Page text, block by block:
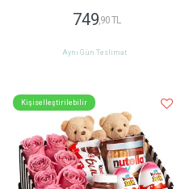
749,90 TL
Aynı Gün Teslimat
Kişiselleştirilebilir